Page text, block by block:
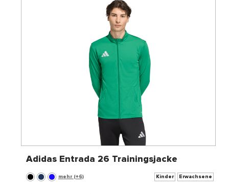
Adidas Entrada 26 Trainingsjacke
mehr (+6) Kinder Erwachsene